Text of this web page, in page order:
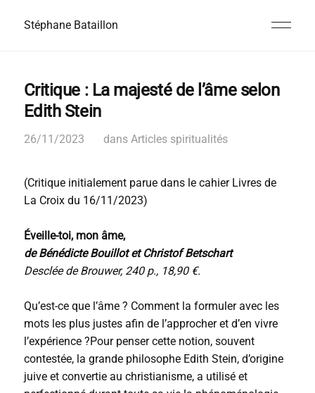
Stéphane Bataillon
Critique : La majesté de l’âme selon
Edith Stein
26/11/2023 dans Articles spiritualités
(Critique initialement parue dans le cahier Livres de
La Croix du 16/11/2023)
Éveille-toi, mon âme,
de Bénédicte Bouillot et Christof Betschart
Desclée de Brouwer, 240 p., 18,90 €.
Qu’est-ce que l’âme ? Comment la formuler avec les
mots les plus justes afin de l’approcher et d’en vivre
l’expérience ?Pour penser cette notion, souvent
contestée, la grande philosophe Edith Stein, d’origine
juive et convertie au christianisme, a utilisé et